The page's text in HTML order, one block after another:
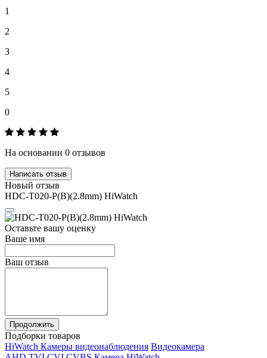
1
2
3
4
5
0
На основании 0 отзывов
Написать отзыв
Новый отзыв
HDC-T020-P(B)(2.8mm) HiWatch
Оставьте вашу оценку
Ваше имя
Ваш отзыв
Продолжить
Подборки товаров
HiWatch Камеры видеонаблюдения Видеокамера